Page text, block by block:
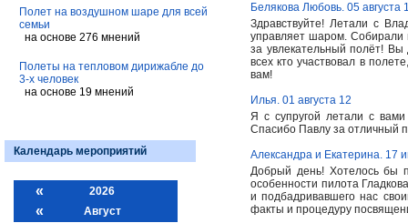
Полет на воздушном шаре для всей
семьи
на основе 276 мнений
Полеты на тепловом дирижабле до
3-х человек
на основе 19 мнений
Календарь мероприятий
« 2026
«
Август
Белякова Любовь. 05 августа
Здравствуйте! Летали с
управляет шаром. Собирали
за увлекательный полёт!
всех кто участвовал в
вам!
Илья. 01 августа 12
Я с супругой летали с
Спасибо Павлу за отличный
Александра и Екатерина. 17
Добрый день! Хотелось бы
особенности пилота
и подбадривавшего нас
факты и процедуру